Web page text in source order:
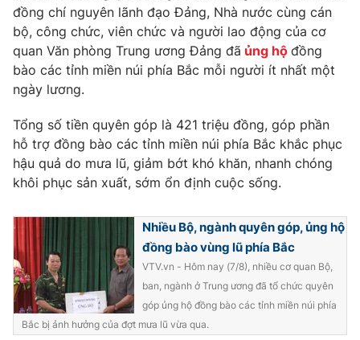
Thị trường
Góc doanh nghiệp
Truyền hình
Phim VTV
Nhân vật
Khán giả
Giải trí
Điện ảnh
Âm nhạc
Sao
Đời sống
Du lịch
Chất lượng cuộc sống
Giáo dục
Học trực tuyến
Công nghệ
Hitech Công nghệ tương lai
Sản phẩm
Thị trường
Giao lưu trực tuyến
Lịch phát sóng
đồng chí nguyên lãnh đạo Đảng, Nhà nước cùng cán
bộ, công chức, viên chức và người lao động của cơ
quan Văn phòng Trung ương Đảng đã ủng hộ đồng
bào các tỉnh miền núi phía Bắc mỗi người ít nhất một
ngày lương.
Tổng số tiền quyên góp là 421 triệu đồng, góp phần
hỗ trợ đồng bào các tỉnh miền núi phía Bắc khắc phục
hậu quả do mưa lũ, giảm bớt khó khăn, nhanh chóng
khôi phục sản xuất, sớm ổn định cuộc sống.
Nhiều Bộ, ngành quyên góp, ủng hộ
đồng bào vùng lũ phía Bắc
VTV.vn - Hôm nay (7/8), nhiều cơ quan Bộ,
ban, ngành ở Trung ương đã tổ chức quyên
góp ủng hộ đồng bào các tỉnh miền núi phía
Bắc bị ảnh hưởng của đợt mưa lũ vừa qua.